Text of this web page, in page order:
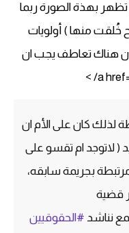
بهذة الصورة ربما
خُلقت منها ) أولويات
هناك تعاطف يجب ان
لذلك كان على الأم ان
( لاتوجد ام تقسو على
بجريمة سابقه،
قضية
نناشد #الحقوقيين